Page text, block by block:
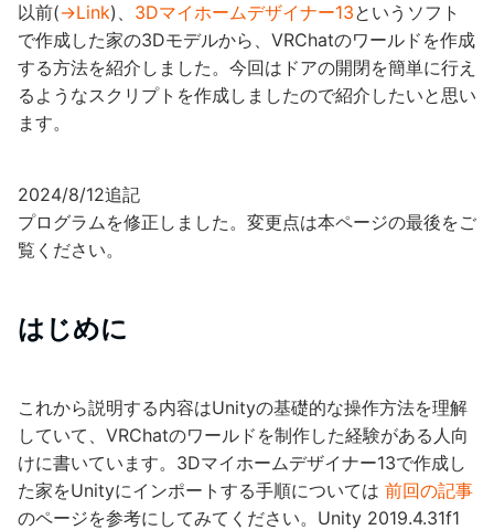
以前(→Link)、 3Dマイホームデザイナー13というソフト
で作成した家の3Dモデルから、VRChatのワールドを作成
する方法を紹介しました。今回はドアの開閉を簡単に行え
るようなスクリプトを作成しましたので紹介したいと思い
ます。
2024/8/12追記
プログラムを修正しました。変更点は本ページの最後をご
覧ください。
はじめに
これから説明する内容はUnityの基礎的な操作方法を理解
していて、VRChatのワールドを制作した経験がある人向
けに書いています。3Dマイホームデザイナー13で作成し
た家をUnityにインポートする手順については 前回の記事
のページを参考にしてみてください。Unity 2019.4.31f1